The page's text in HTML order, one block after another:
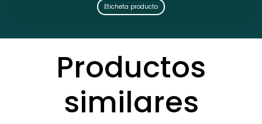
Eticheta producto
Productos
similares